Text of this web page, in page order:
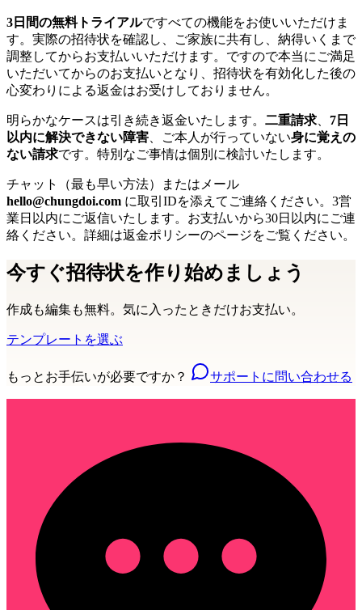
3日間の無料トライアルですべての機能をお使いいただけま
す。実際の招待状を確認し、ご家族に共有し、納得いくまで
調整してからお支払いいただけます。ですので本当にご満足
いただいてからのお支払いとなり、招待状を有効化した後の
心変わりによる返金はお受けしておりません。
明らかなケースは引き続き返金いたします。 二重請求
7日
以内に解決できない障害 、ご本人が行っていない身に覚えの
ない請求です。特別なご事情は個別に検討いたします。
チャット（最も早い方法）またはメール
hello@chungdoi.com に取引IDを添えてご連絡ください。3営
業日以内にご返信いたします。お支払いから30日以内にご連
絡ください。詳細は返金ポリシーのページをご覧ください。
今すぐ招待状を作り始めましょう
作成も編集も無料。気に入ったときだけお支払い。
テンプレートを選ぶ
もっとお手伝いが必要ですか？ サポートに問い合わせる